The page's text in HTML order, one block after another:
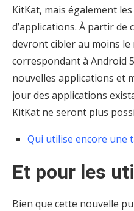
KitKat, mais également
d’applications. À partir de
devront cibler au moins le
correspondant à Android
nouvelles applications et
jour des applications
KitKat ne seront plus
Qui utilise encore une
Et pour les
Bien que cette nouvelle